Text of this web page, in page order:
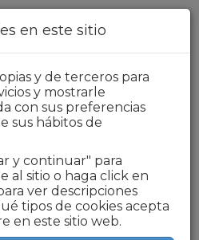
de búsqueda
en este sitio
y de terceros para
y mostrarle
con sus preferencias
sus hábitos de
y continuar" para
al sitio o haga click en
ver descripciones
tipos de cookies acepta
en este sitio web.